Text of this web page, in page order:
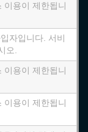
이용이 제한됩니
자입니다. 서비
오.
이용이 제한됩니
이용이 제한됩니